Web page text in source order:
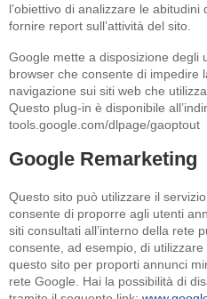
l’obiettivo di analizzare le
fornire report sull’attività del sito.
Google mette a disposizione degli
browser che consente di impedire
navigazione sui siti web che
Questo plug-in è disponibile
tools.google.com/dlpage/gaoptout
Google Remarketing
Questo sito può utilizzare il
consente di proporre agli utenti
siti consultati all’interno della rete
consente, ad esempio, di
questo sito per proporti annunci
rete Google. Hai la possibilità di